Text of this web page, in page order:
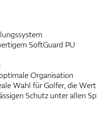
SoftGuard PU
Organisation
Wahl für Golfer, die
Schutz unter allen